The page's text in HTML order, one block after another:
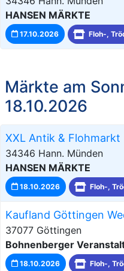
HANSEN MÄRKTE
17.10.2026 Floh-,
Märkte am
18.10.2026
XXL Antik & Flohmarkt
34346 Hann. Münden
HANSEN MÄRKTE
18.10.2026 Floh-,
Kaufland Göttingen
37077 Göttingen
Bohnenberger
18.10.2026 Floh-,